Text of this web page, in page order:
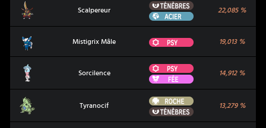
Scalpereur
Ténèbres
Acier
22,085%
Mistigrix Mâle Psy 19,013%
Sorcilence
Psy
Fée
14,912%
Tyranocif
Roche
Ténèbres
13,279%